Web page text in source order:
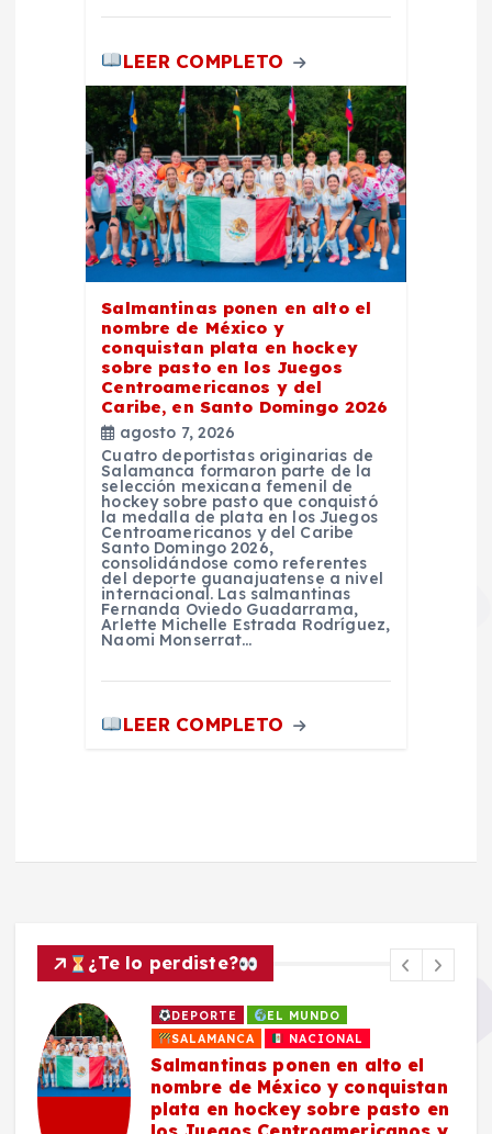
LEER COMPLETO
Salmantinas ponen en alto el
nombre de México y
conquistan plata en hockey
sobre pasto en los Juegos
Centroamericanos y del
Caribe, en Santo Domingo 2026
agosto 7, 2026
Cuatro deportistas originarias de
Salamanca formaron parte de la
selección mexicana femenil de
hockey sobre pasto que conquistó
la medalla de plata en los Juegos
Centroamericanos y del Caribe
Santo Domingo 2026,
consolidándose como referentes
del deporte guanajuatense a nivel
internacional. Las salmantinas
Fernanda Oviedo Guadarrama,
Arlette Michelle Estrada Rodríguez,
Naomi Monserrat…
LEER COMPLETO
¿Te lo perdiste?
DEPORTE
EL MUNDO
SALAMANCA
NACIONAL
Salmantinas ponen en alto el
nombre de México y conquistan
plata en hockey sobre pasto en